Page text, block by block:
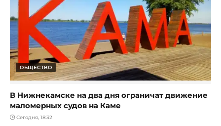
ОБЩЕСТВО
В Нижнекамске на два дня ограничат движение
маломерных судов на Каме
Сегодня, 18:32